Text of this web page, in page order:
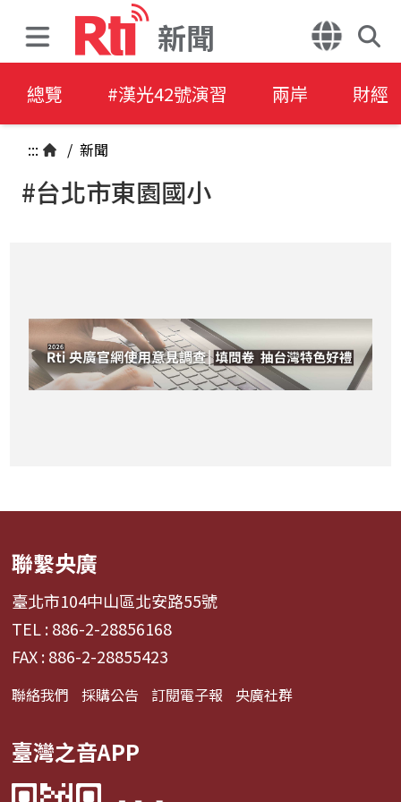
新聞
總覽 #漢光42號演習 兩岸 財經
::: / 新聞
#台北市東園國小
聯繫央廣
臺北市104中山區北安路55號
TEL : 886-2-28856168
FAX : 886-2-28855423
聯絡我們 採購公告 訂閱電子報 央廣社群
臺灣之音APP